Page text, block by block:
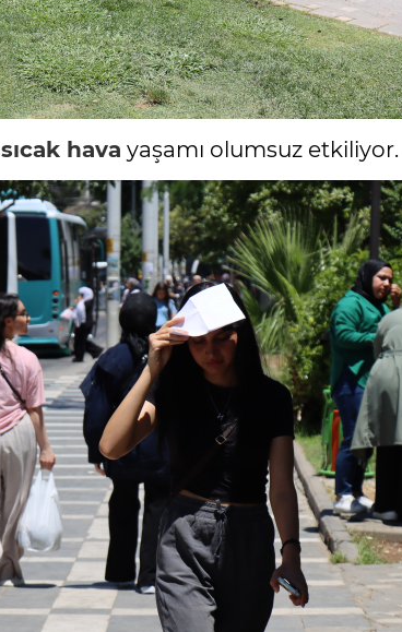
sıcak hava yaşamı olumsuz etkiliyor.